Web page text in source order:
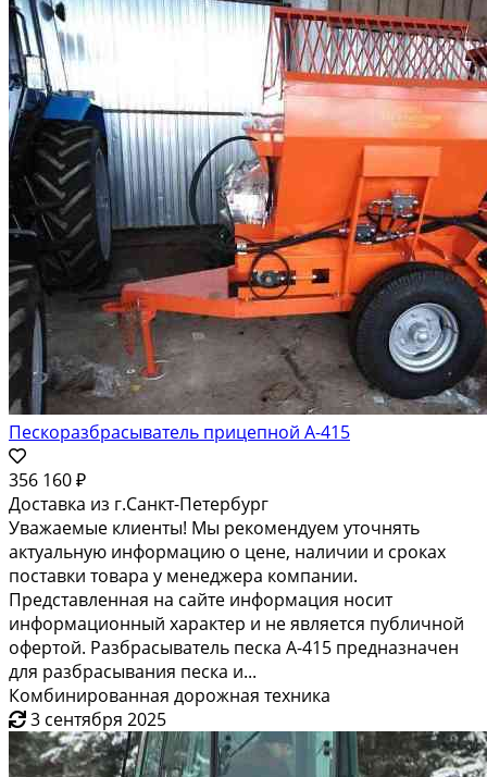
Пескоразбрасыватель прицепной А-415
356 160 ₽
Доставка из г.Санкт-Петербург
Уважаемые клиенты! Мы рекомендуем уточнять
актуальную информацию о цене, наличии и сроках
поставки товара у менеджера компании.
Представленная на сайте информация носит
информационный характер и не является публичной
офертой. Разбрасыватель песка А-415 предназначен
для разбрасывания песка и...
Комбинированная дорожная техника
3 сентября 2025